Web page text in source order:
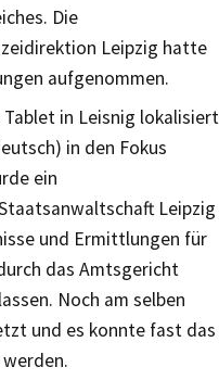
Die
Leipzig hatte
aufgenommen.
in Leisnig lokalisiert
in den Fokus
ein
Leipzig
und Ermittlungen für
das Amtsgericht
Noch am selben
und es konnte fast das